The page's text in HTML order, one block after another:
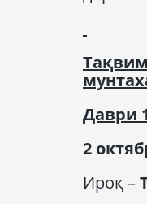
Даври
2
Ироқ –